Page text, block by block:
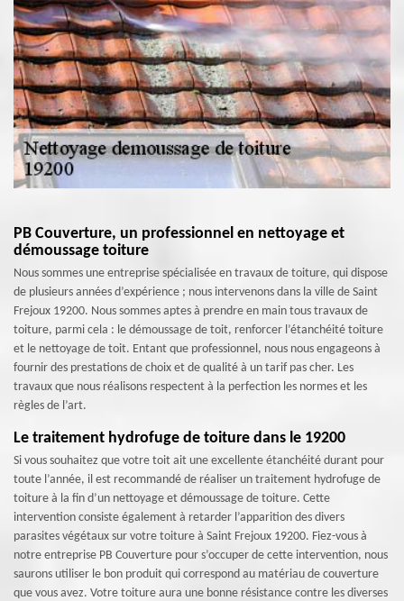
PB Couverture, un professionnel en nettoyage et
démoussage toiture
Nous sommes une entreprise spécialisée en travaux de toiture, qui dispose
de plusieurs années d’expérience ; nous intervenons dans la ville de Saint
Frejoux 19200. Nous sommes aptes à prendre en main tous travaux de
toiture, parmi cela : le démoussage de toit, renforcer l’étanchéité toiture
et le nettoyage de toit. Entant que professionnel, nous nous engageons à
fournir des prestations de choix et de qualité à un tarif pas cher. Les
travaux que nous réalisons respectent à la perfection les normes et les
règles de l’art.
Le traitement hydrofuge de toiture dans le 19200
Si vous souhaitez que votre toit ait une excellente étanchéité durant pour
toute l’année, il est recommandé de réaliser un traitement hydrofuge de
toiture à la fin d’un nettoyage et démoussage de toiture. Cette
intervention consiste également à retarder l’apparition des divers
parasites végétaux sur votre toiture à Saint Frejoux 19200. Fiez-vous à
notre entreprise PB Couverture pour s’occuper de cette intervention, nous
saurons utiliser le bon produit qui correspond au matériau de couverture
que vous avez. Votre toiture aura une bonne résistance contre les diverses